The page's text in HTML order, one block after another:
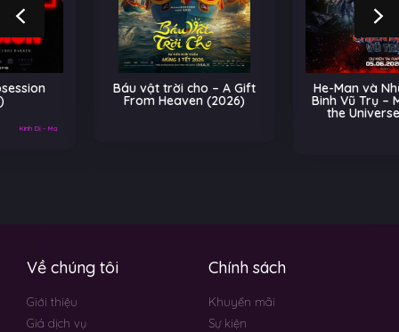
Báu vật trời cho – A Gift
From Heaven (2026)
He-Man và Những Chiến
Binh Vũ Trụ – Masters of
the Universe (2026)
Về chúng tôi
Giới thiệu
Giá dịch vụ
Chính sách
Khuyến mãi
Sự kiện